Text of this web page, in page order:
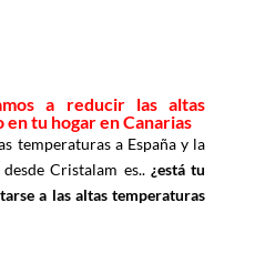
a reducir las altas
tu hogar en Canarias
temperaturas a España y la
Cristalam es.. ¿está tu
a las altas temperaturas